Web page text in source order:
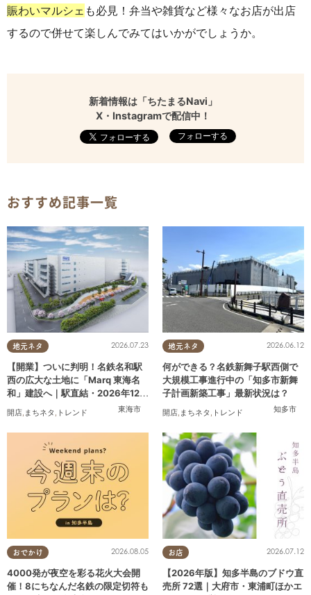
賑わいマルシェ も必見！弁当や雑貨など様々なお店が出店
するので併せて楽しんでみてはいかがでしょうか。
新着情報は「ちたまるNavi」
X・Instagramで配信中！
フォローする
おすすめ記事一覧
地元ネタ
東海市
2026.07.23
【開業】ついに判明！名鉄名和駅
西の広大な土地に「Marq 東海名
和」建設へ｜駅直結・2026年12月
着工予定
開店, まちネタ , トレンド
地元ネタ
知多市
2026.06.12
何ができる？名鉄新舞子駅西側で
大規模工事進行中の「知多市新舞
子計画新築工事」最新状況は？
開店, まちネタ , トレンド
おでかけ 2026.08.05
4000発が夜空を彩る花火大会開
催！8にちなんだ名鉄の限定切符も
お店 2026.07.12
【2026年版】知多半島のブドウ直
売所 72選｜大府市・東浦町ほかエ